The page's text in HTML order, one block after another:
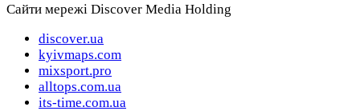
Сайти мережі Discover Media Holding
discover.ua
kyivmaps.com
mixsport.pro
alltops.com.ua
its-time.com.ua